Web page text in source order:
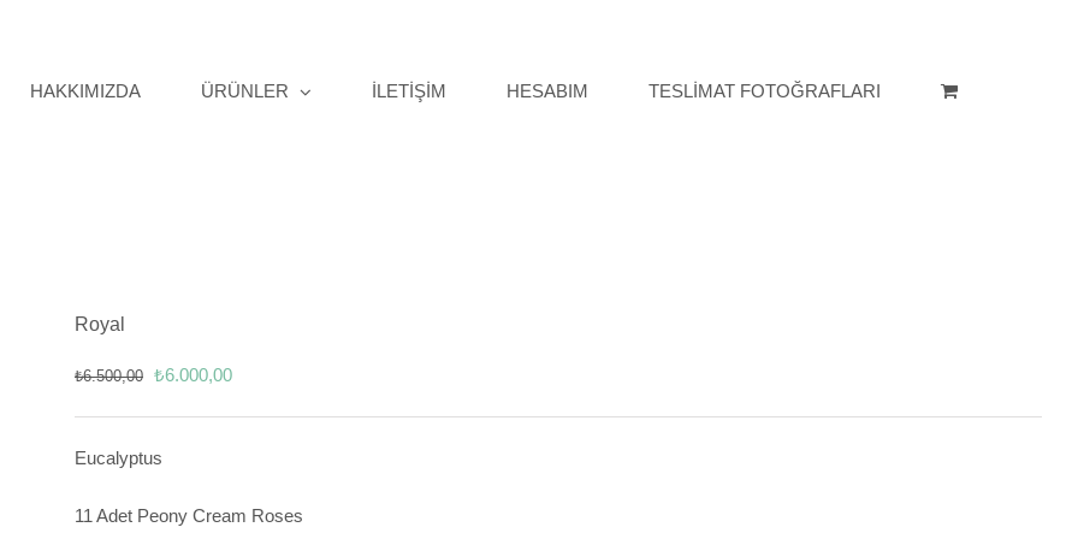
HAKKIMIZDA ÜRÜNLER İLETİŞİM HESABIM TESLİMAT FOTOĞRAFLARI
Royal
₺6.500,00 Orijinal
₺6.000,00Şu
Eucalyptus
11 Adet Peony Cream Roses